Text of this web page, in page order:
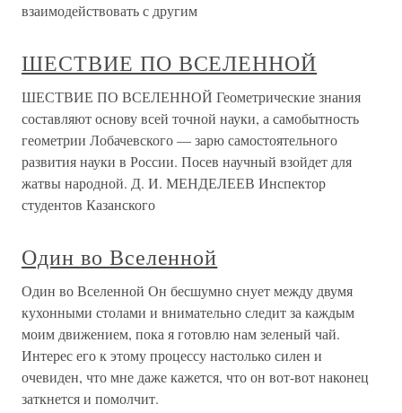
взаимодействовать с другим
ШЕСТВИЕ ПО ВСЕЛЕННОЙ
ШЕСТВИЕ ПО ВСЕЛЕННОЙ Геометрические знания
составляют основу всей точной науки, а самобытность
геометрии Лобачевского — зарю самостоятельного
развития науки в России. Посев научный взойдет для
жатвы народной. Д. И. МЕНДЕЛЕЕВ Инспектор
студентов Казанского
Один во Вселенной
Один во Вселенной Он бесшумно снует между двумя
кухонными столами и внимательно следит за каждым
моим движением, пока я готовлю нам зеленый чай.
Интерес его к этому процессу настолько силен и
очевиден, что мне даже кажется, что он вот-вот наконец
заткнется и помолчит.